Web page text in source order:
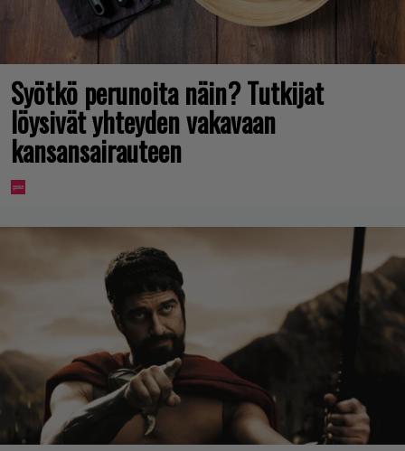
Syötkö perunoita näin? Tutkijat
löysivät yhteyden vakavaan
kansansairauteen